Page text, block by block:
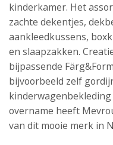
kinderkamer. Het
zachte dekentjes,
aankleedkussens,
en slaapzakken.
bijpassende
bijvoorbeeld zelf
overname heeft
van dit mooie merk in